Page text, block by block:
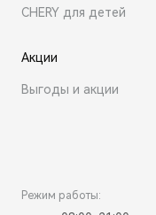
CHERY для детей
Акции
Выгоды и акции
Режим работы: